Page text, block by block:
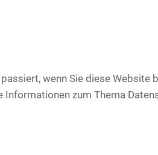
wenn Sie diese Website
zum Thema